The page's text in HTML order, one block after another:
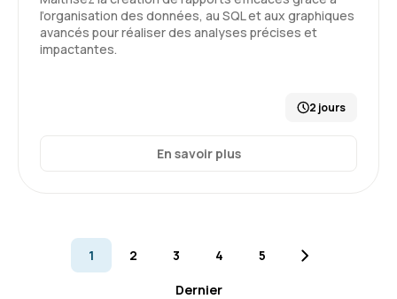
Formation : Power BI, concevoir des tableaux de bord
Formateur très intéressant avec du partage
Formation : Power BI, expertise
l’organisation des données, au SQL et aux graphiques
avancés pour réaliser des analyses précises et
impactantes.
2 jours
En savoir plus
1 2 3 4 5
Dernier